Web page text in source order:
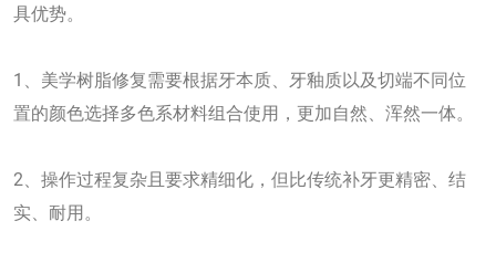
具优势。
1、美学树脂修复需要根据牙本质、牙釉质以及切端不同位
置的颜色选择多色系材料组合使用，更加自然、浑然一体。
2、操作过程复杂且要求精细化，但比传统补牙更精密、结
实、耐用。